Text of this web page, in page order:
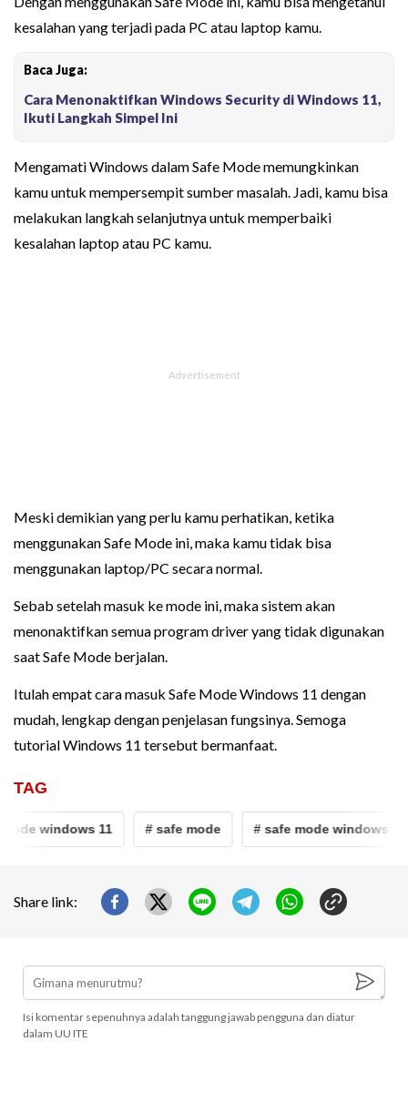
kesalahan yang terjadi pada PC atau laptop kamu.
Baca Juga:
Cara Menonaktifkan Windows Security di Windows 11,
Ikuti Langkah Simpel Ini
Mengamati Windows dalam Safe Mode memungkinkan
kamu untuk mempersempit sumber masalah. Jadi, kamu bisa
melakukan langkah selanjutnya untuk memperbaiki
kesalahan laptop atau PC kamu.
Meski demikian yang perlu kamu perhatikan, ketika
menggunakan Safe Mode ini, maka kamu tidak bisa
menggunakan laptop/PC secara normal.
Sebab setelah masuk ke mode ini, maka sistem akan
menonaktifkan semua program driver yang tidak digunakan
saat Safe Mode berjalan.
Itulah empat cara masuk Safe Mode Windows 11 dengan
mudah, lengkap dengan penjelasan fungsinya. Semoga
tutorial Windows 11 tersebut bermanfaat.
TAG
windows 11 # safe mode # safe mode windows 11
Share link:
Isi komentar sepenuhnya adalah tanggung jawab pengguna dan diatur
dalam UU ITE